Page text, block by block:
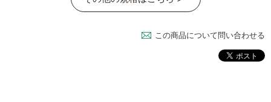
この商品について問い合わせる